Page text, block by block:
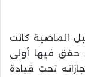
الماضية كانت
حقق فيها أولى
تحت قيادة